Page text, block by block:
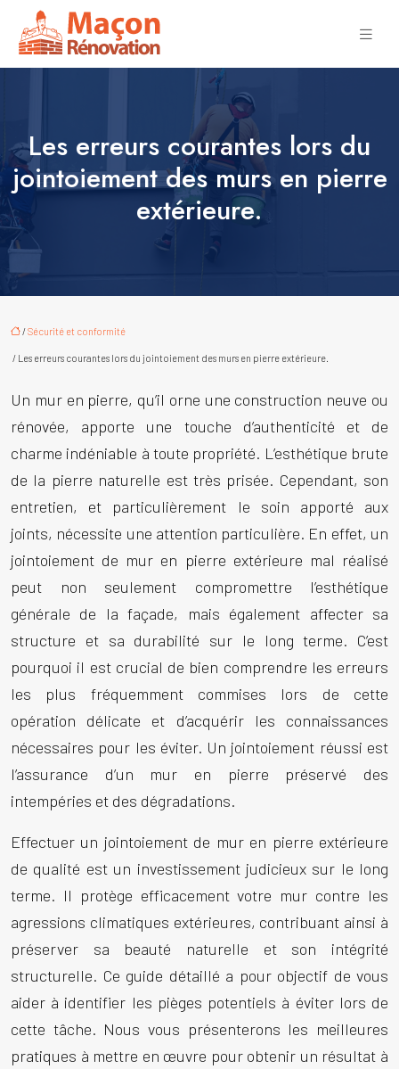
Les erreurs courantes lors du
jointoiement des murs en pierre
extérieure.
/Sécurité et conformité
/ Les erreurs courantes lors du jointoiement des murs en pierre extérieure.
Un mur en pierre, qu’il orne une construction neuve ou
rénovée, apporte une touche d’authenticité et de
charme indéniable à toute propriété. L’esthétique brute
de la pierre naturelle est très prisée. Cependant, son
entretien, et particulièrement le soin apporté aux
joints, nécessite une attention particulière. En effet, un
jointoiement de mur en pierre extérieure mal réalisé
peut non seulement compromettre l’esthétique
générale de la façade, mais également affecter sa
structure et sa durabilité sur le long terme. C’est
pourquoi il est crucial de bien comprendre les erreurs
les plus fréquemment commises lors de cette
opération délicate et d’acquérir les connaissances
nécessaires pour les éviter. Un jointoiement réussi est
l’assurance d’un mur en pierre préservé des
intempéries et des dégradations.
Effectuer un jointoiement de mur en pierre extérieure
de qualité est un investissement judicieux sur le long
terme. Il protège efficacement votre mur contre les
agressions climatiques extérieures, contribuant ainsi à
préserver sa beauté naturelle et son intégrité
structurelle. Ce guide détaillé a pour objectif de vous
aider à identifier les pièges potentiels à éviter lors de
cette tâche. Nous vous présenterons les meilleures
pratiques à mettre en œuvre pour obtenir un résultat à